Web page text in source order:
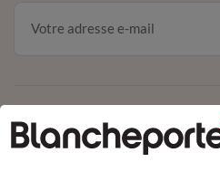
Téléchargez